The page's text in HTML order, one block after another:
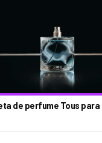
de perfume Tous para